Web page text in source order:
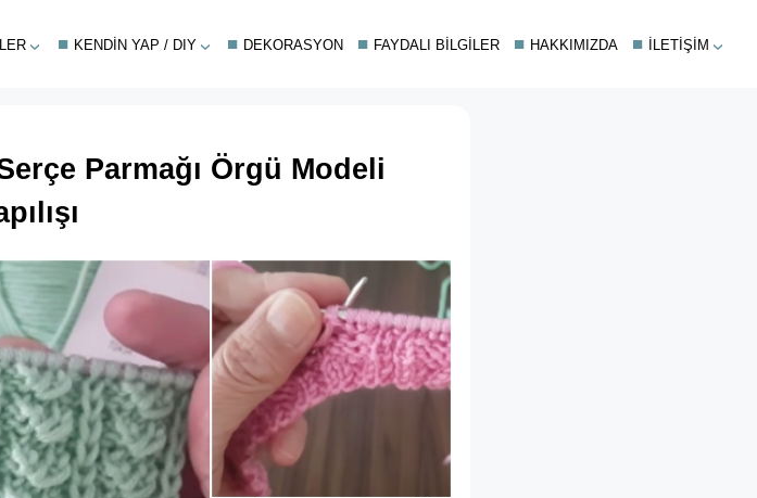
KENDIN YAP / DIY DEKORASYON FAYDALI BILGILER HAKKIMIZDA İLETIŞIM
Parmağı Örgü Modeli